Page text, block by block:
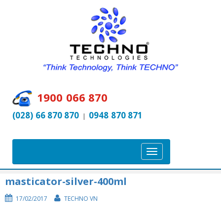
1900 066 870
(028) 66 870 870 | 0948 870 871
T
o
masticator-silver-400ml
17/02/2017 TECHNO VN